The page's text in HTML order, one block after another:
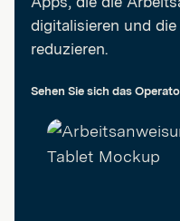
digitalisieren und
reduzieren.
Sehen Sie sich das